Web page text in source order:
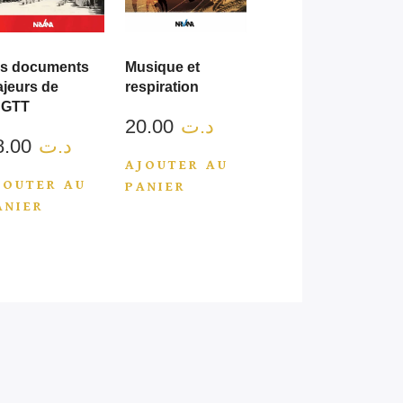
documents
de
د.ت
AU
Musique et
respiration
د.ت
AJOUTER AU
PANIER